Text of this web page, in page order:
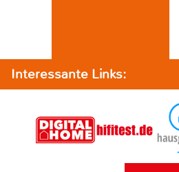
Interessante Links: